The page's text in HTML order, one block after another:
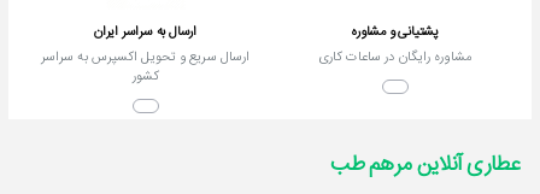
پشتیانی و مشاوره
مشاوره رایگان در ساعات کاری
ارسال به سراسر ایران
ارسال سریع و تحویل اکسپرس به سراسر
کشور
عطاری آنلاین مرهم طب